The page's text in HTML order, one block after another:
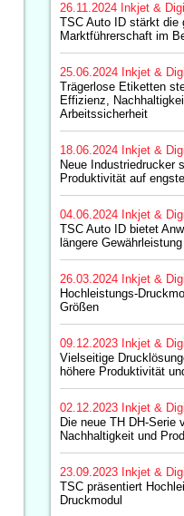
26.11.2024 Inkjet &
TSC Auto ID stärkt die
Marktführerschaft im
25.06.2024 Inkjet &
Trägerlose Etiketten
Effizienz,
Arbeitssicherheit
18.06.2024 Inkjet &
Neue Industriedrucker
Produktivität auf
04.06.2024 Inkjet &
TSC Auto ID bietet
längere Gewährleistung
26.03.2024 Inkjet &
Hochleistungs-
Größen
09.12.2023 Inkjet &
Vielseitige
höhere Produktivität
02.12.2023 Inkjet &
Die neue TH DH-Serie
Nachhaltigkeit und
23.09.2023 Inkjet &
TSC präsentiert
Druckmodul